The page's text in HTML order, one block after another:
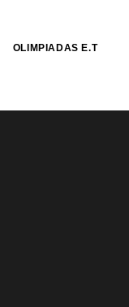
OLIMPIADAS E.T